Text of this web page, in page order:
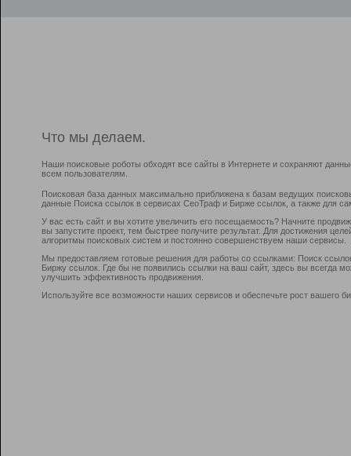
Что мы делаем.
Наши поисковые роботы обходят все сайты в Интернете и сохраняют
всем пользователям.
Поисковая база данных максимально приближена к базам ведущих
данные Поиска ссылок в сервисах СеоТраф и Бирже ссылок, а также для
У вас есть сайт и вы хотите увеличить его посещаемость? Начните
вы запустите проект, тем быстрее получите результат. Для достижения
алгоритмы поисковых систем и постоянно совершенствуем наши сервисы.
Мы предоставляем готовые решения для работы со ссылками: Поиск
Биржу ссылок. Где бы не появились ссылки на ваш сайт, здесь вы всегда
улучшить эффективность продвижения.
Используйте все возможности наших сервисов и обеспечьте рост вашего